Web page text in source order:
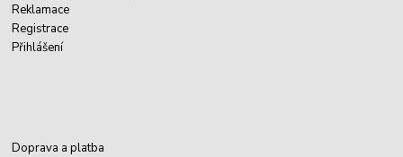
Reklamace
Registrace
Přihlášení
Doprava a platba